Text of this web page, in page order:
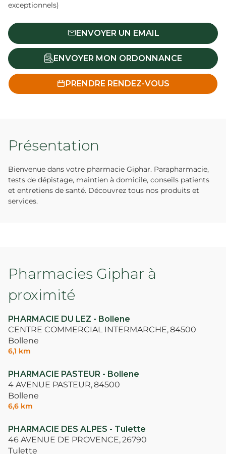
exceptionnels)
ENVOYER UN EMAIL
ENVOYER MON ORDONNANCE
PRENDRE RENDEZ-VOUS
Présentation
Bienvenue dans votre pharmacie Giphar. Parapharmacie,
tests de dépistage, maintien à domicile, conseils patients
et entretiens de santé. Découvrez tous nos produits et
services.
Pharmacies Giphar à
proximité
PHARMACIE DU LEZ - Bollene
CENTRE COMMERCIAL INTERMARCHE,84500
Bollene
6,1 km
PHARMACIE PASTEUR - Bollene
4 AVENUE PASTEUR,84500
Bollene
6,6 km
PHARMACIE DES ALPES - Tulette
46 AVENUE DE PROVENCE,26790
Tulette